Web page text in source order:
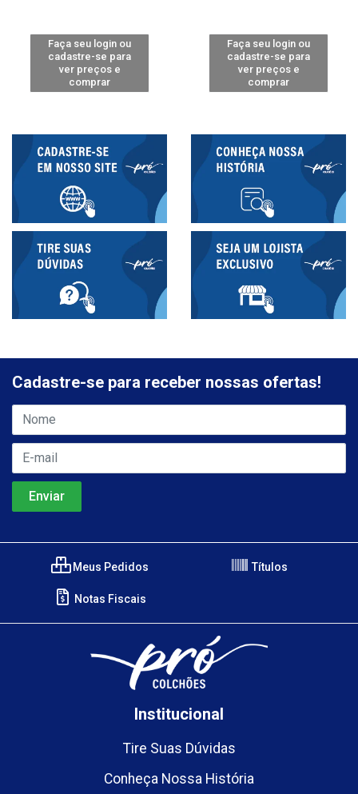
Faça seu login ou
cadastre-se para
ver preços e
comprar
Faça seu login ou
cadastre-se para
ver preços e
comprar
Cadastre-se para receber nossas ofertas!
Meus Pedidos Títulos
Notas Fiscais
Institucional
Tire Suas Dúvidas
Conheça Nossa História